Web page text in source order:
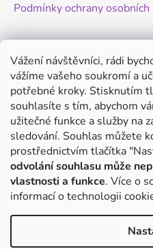
Vážení návštěvníci, rádi
vážíme vašeho soukromí a
potřebné kroky. Stisknutím
souhlasíte s tím, abychom
užitečné funkce a služby na
sledování. Souhlas můžete
prostřednictvím tlačítka
odvolání souhlasu může
vlastnosti a funkce. Více o
informací o technologii
Podmínky ochrany osobních
Novinky
Změny legislativy pro
1.9.2025
20.8.2025
Antigravity A1 -
kamerou
20.8.2025
DJI Mini 5 Pro - co